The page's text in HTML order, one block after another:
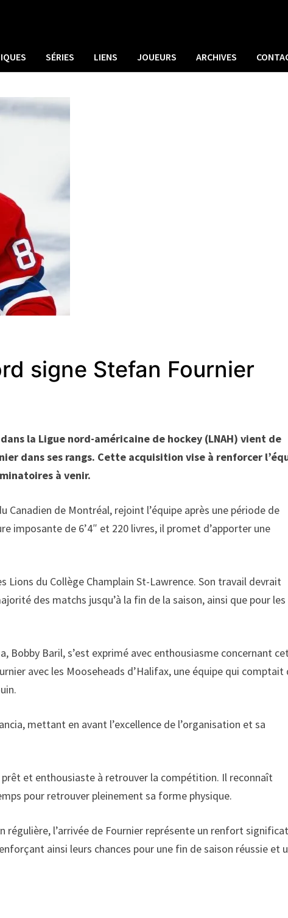
SÉRIES LIENS JOUEURS ARCHIVES
signe Stefan Fournier
la Ligue nord-américaine de hockey (LNAH) vient de
dans ses rangs. Cette acquisition vise à renforcer
à venir.
Canadien de Montréal, rejoint l’équipe après une période de
imposante de 6’4″ et 220 livres, il promet d’apporter une
du Collège Champlain St-Lawrence. Son travail devrait
des matchs jusqu’à la fin de la saison, ainsi que pour les
Bobby Baril, s’est exprimé avec enthousiasme concernant
avec les Mooseheads d’Halifax, une équipe qui comptait
mettant en avant l’excellence de l’organisation et sa
et enthousiaste à retrouver la compétition. Il reconnaît
pour retrouver pleinement sa forme physique.
régulière, l’arrivée de Fournier représente un renfort
ainsi leurs chances pour une fin de saison réussie et